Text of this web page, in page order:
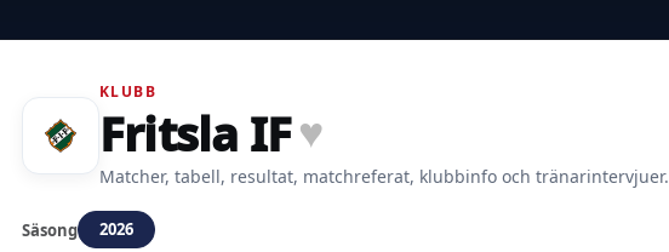
KLUBB
Fritsla IF♥
Matcher, tabell, resultat, matchreferat, klubbinfo och tränarintervjuer.
Säsong 2026